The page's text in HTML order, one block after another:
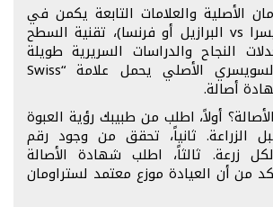
الأصلية والعلامات التابعة يكمن في
بلد التصنيع (سويسرا vs البرازيل أو فرنسا)، تقنية السطح
النجاح والدراسات السريرية طويلة
المدى. المنتج السويسري الأصلي يحمل علامة “Swiss
أولاً، اطلب من طبيبك رؤية العبوة
الزراعة. ثانياً، تحقق من وجود رقم
زرعة. ثالثاً، اطلب شهادة الأصالة
من أن العيادة موزع معتمد لستراومان